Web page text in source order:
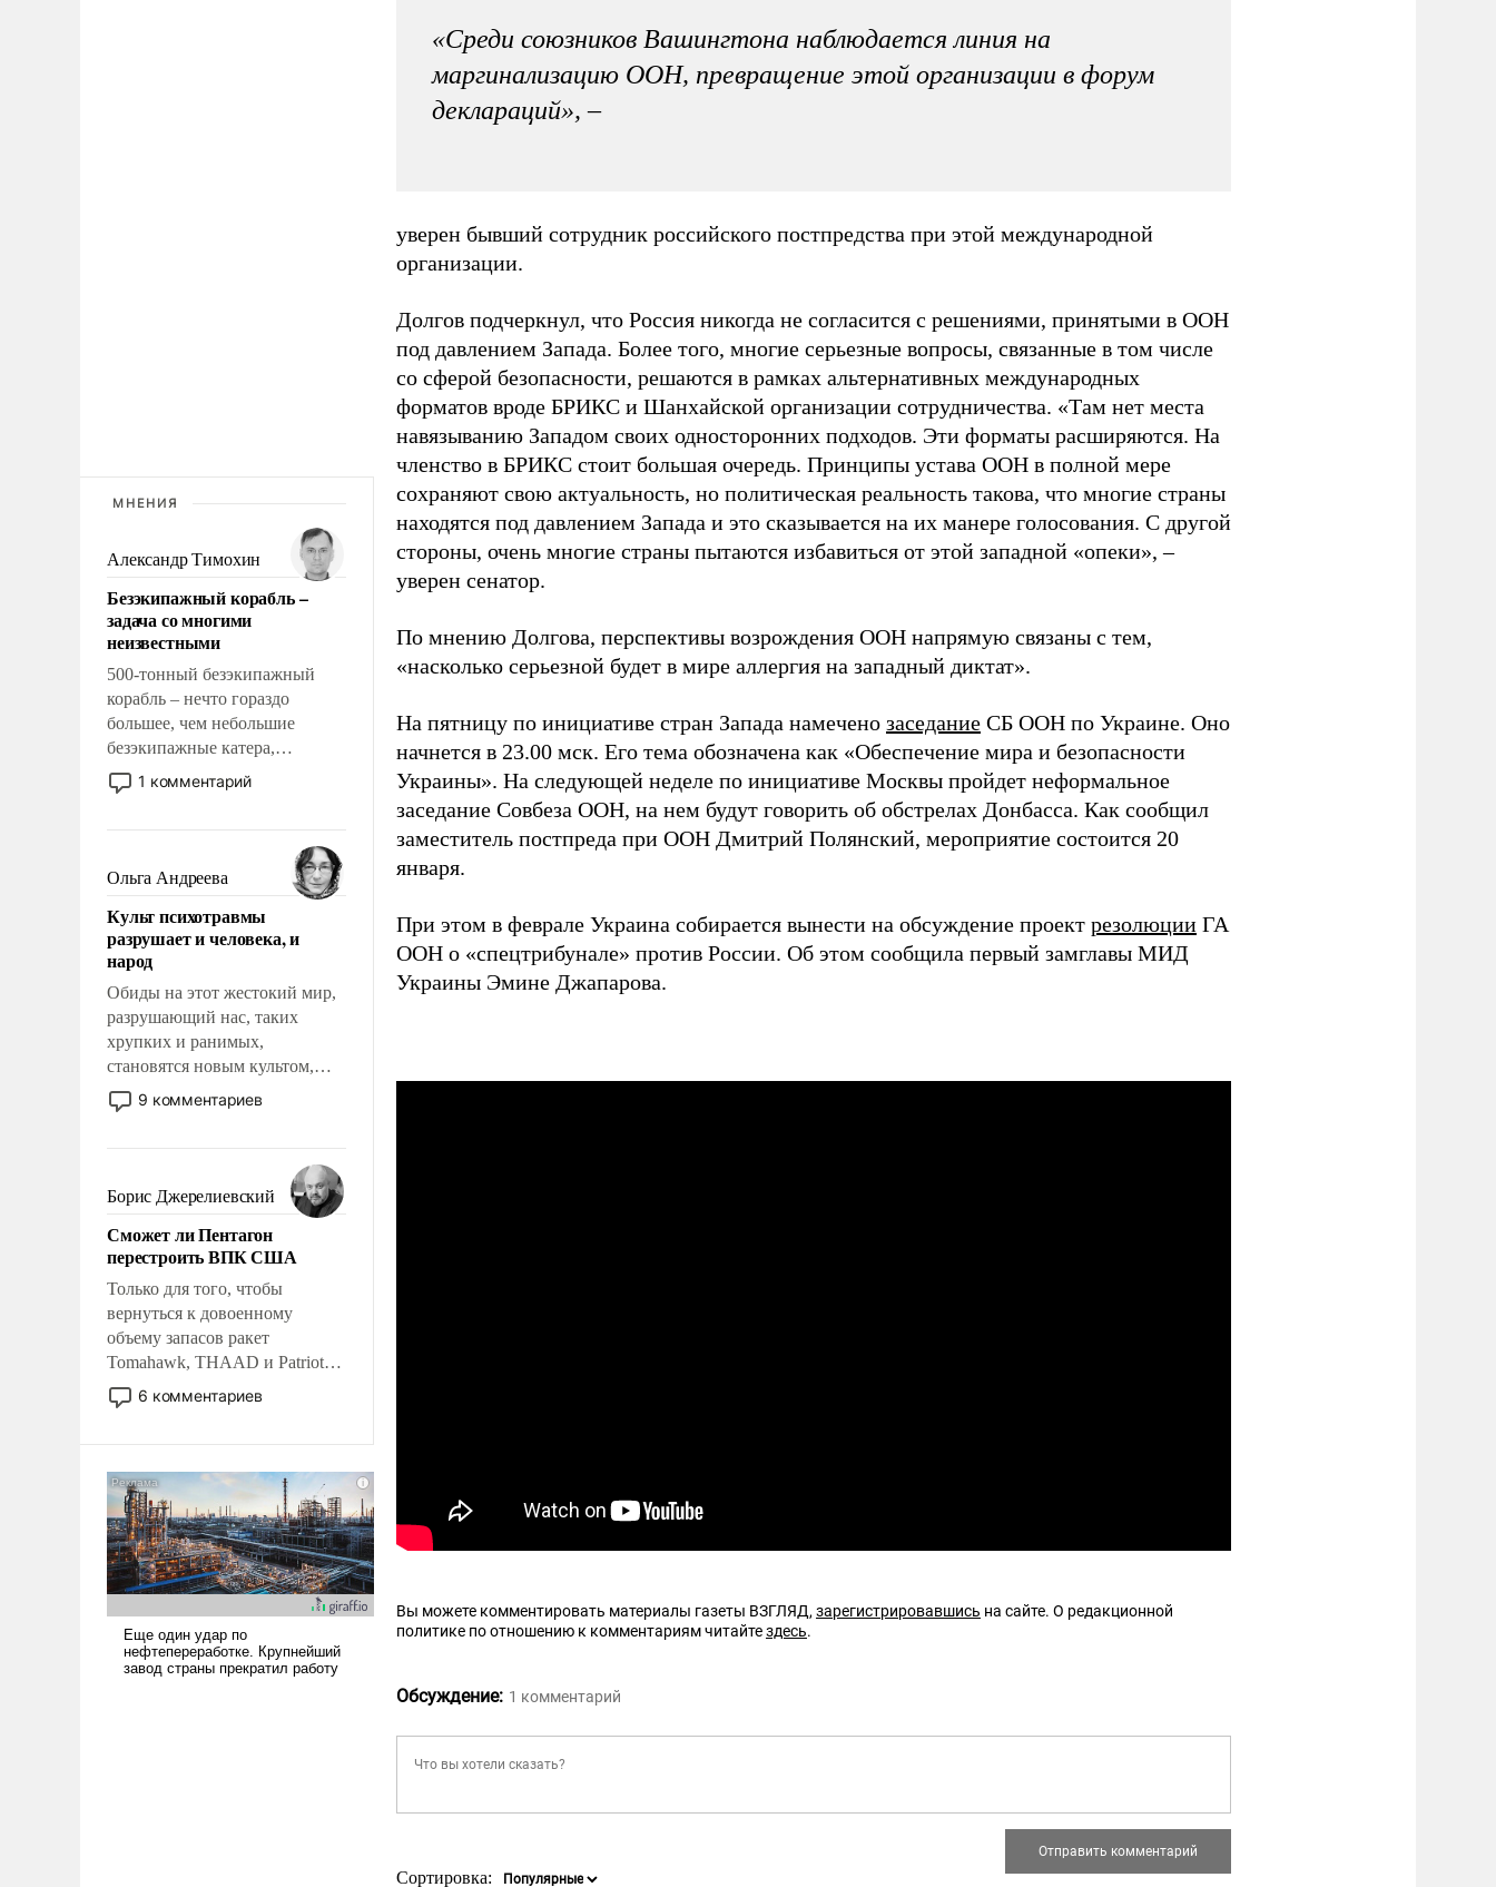
МНЕНИЯ
Александр Тимохин
Безэкипажный корабль –
задача со многими
неизвестными
500-тонный безэкипажный
корабль – нечто гораздо
большее, чем небольшие
безэкипажные катера,
применение которых уже
стало обыденностью. Задача по
сложна и амбициозна. Однако
и ее реализация радикально
поднимет наши боевые
возможности.
1 комментарий
Ольга Андреева
Культ психотравмы
разрушает и человека, и
народ
Обиды на этот жестокий мир,
разрушающий нас, таких
хрупких и ранимых,
становятся новым культом,
постепенно вытесняя и
отменяя традиционное
мужественным и твердым под
ударами судьбы, брать на себя
ответственность, помогать
слабым, идти вперед и
адаптироваться.
9 комментариев
Борис Джерелиевский
Сможет ли Пентагон
перестроить ВПК США
Только для того, чтобы
вернуться к довоенному
объему запасов ракет
Tomahawk, THAAD и Patriot
США потребуется более трех
лет. Даже небольшая война с
Сложившаяся ситуация
означает многолетний период
уязвимости США, например,
перед Китаем.
6 комментариев
«Среди союзников Вашингтона наблюдается линия на
маргинализацию ООН, превращение этой организации в форум
деклараций», –
уверен бывший сотрудник российского постпредства при этой международной
организации.
Долгов подчеркнул, что Россия никогда не согласится с решениями, принятыми в ООН
под давлением Запада. Более того, многие серьезные вопросы, связанные в том числе
со сферой безопасности, решаются в рамках альтернативных международных
форматов вроде БРИКС и Шанхайской организации сотрудничества. «Там нет места
навязыванию Западом своих односторонних подходов. Эти форматы расширяются. На
членство в БРИКС стоит большая очередь. Принципы устава ООН в полной мере
сохраняют свою актуальность, но политическая реальность такова, что многие страны
находятся под давлением Запада и это сказывается на их манере голосования. С другой
стороны, очень многие страны пытаются избавиться от этой западной «опеки», –
уверен сенатор.
По мнению Долгова, перспективы возрождения ООН напрямую связаны с тем,
«насколько серьезной будет в мире аллергия на западный диктат».
На пятницу по инициативе стран Запада намечено заседание СБ ООН по Украине. Оно
начнется в 23.00 мск. Его тема обозначена как «Обеспечение мира и безопасности
Украины». На следующей неделе по инициативе Москвы пройдет неформальное
заседание Совбеза ООН, на нем будут говорить об обстрелах Донбасса. Как сообщил
заместитель постпреда при ООН Дмитрий Полянский, мероприятие состоится 20
января.
При этом в феврале Украина собирается вынести на обсуждение проект резолюции ГА
ООН о «спецтрибунале» против России. Об этом сообщила первый замглавы МИД
Украины Эмине Джапарова.
Вы можете комментировать материалы газеты ВЗГЛЯД,зарегистрировавшись на сайте. О редакционной
политике по отношению к комментариям читайтездесь.
Обсуждение: 1 комментарий
Сортировка: